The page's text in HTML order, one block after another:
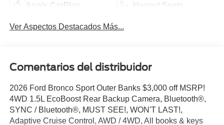
Apple CarPlay Heated Seats
Ver Aspectos Destacados Más...
Comentarios del distribuidor
2026 Ford Bronco Sport Outer Banks $3,000 off MSRP!
4WD 1.5L EcoBoost Rear Backup Camera, Bluetooth®,
SYNC / Bluetooth®, MUST SEE!, WON'T LAST!,
Adaptive Cruise Control, AWD / 4WD, All books & keys